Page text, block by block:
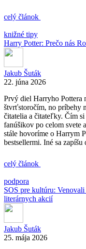
celý článok
knižné tipy
Harry Potter: Prečo nás
Jakub Šuták
22. júna 2026
Prvý diel Harryho Pottera
štvrťstoročím, no príbehy
čitatelia a čitateľky. Čím
fanúšikov po celom svete
stále hovoríme o Harrym
bestsellermi. Iné sa
celý článok
podpora
SOS pre kultúru:
literárnych akcií
Jakub Šuták
25. mája 2026